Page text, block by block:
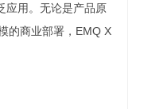
应用。无论是产品原
的商业部署，EMQ X